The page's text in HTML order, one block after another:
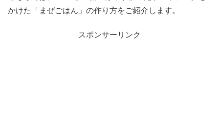
かけた「まぜごはん」の作り方をご紹介します。
スポンサーリンク